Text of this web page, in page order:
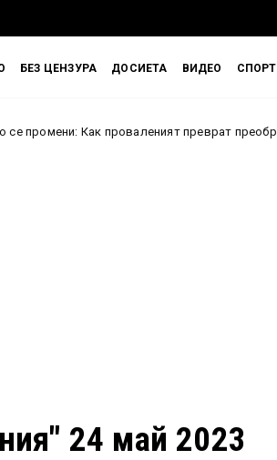
БЕЗ ЦЕНЗУРА ДОСИЕТА ВИДЕО СПОРТ
проваленият преврат преобрази Турция
24 май 2023